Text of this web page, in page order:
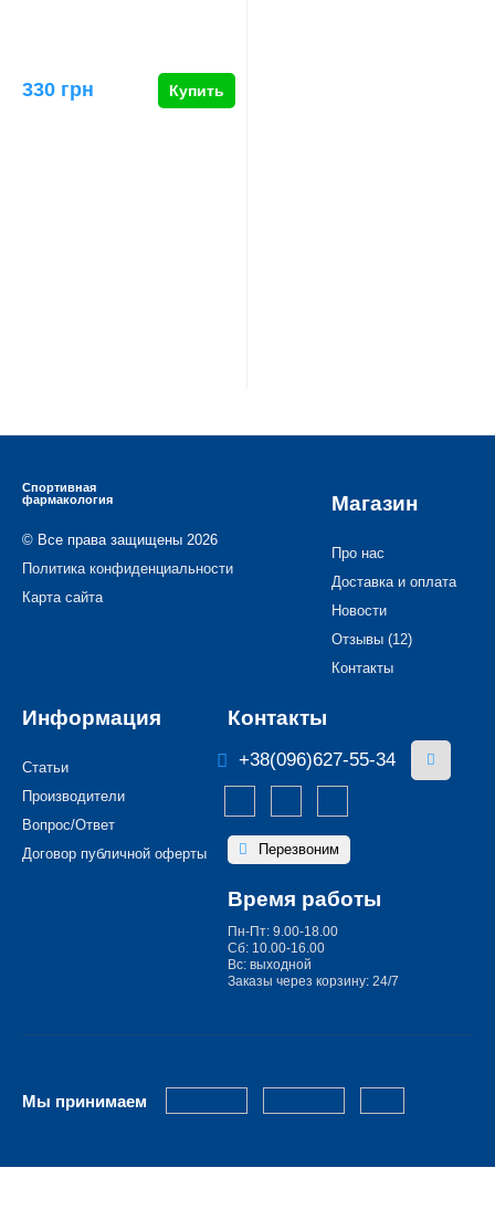
330 грн Купить
Спортивная
фармакология
© Все права защищены 2026
Политика конфиденциальности
Карта сайта
Магазин
Про нас
Доставка и оплата
Новости
Отзывы (12)
Контакты
Информация
Статьи
Производители
Вопрос/Ответ
Договор публичной оферты
Контакты
+38(096)627-55-34
Перезвоним
Время работы
Пн-Пт: 9.00-18.00
Сб: 10.00-16.00
Вс: выходной
Заказы через корзину: 24/7
Мы принимаем